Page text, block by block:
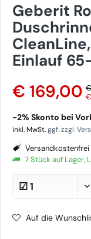
Geberit
Einlauf
€ 169,00
-2% Skonto bei
inkl. MwSt.ggf. zzgl.
Versandkostenfrei
7 Stück auf Lager,
Auf die